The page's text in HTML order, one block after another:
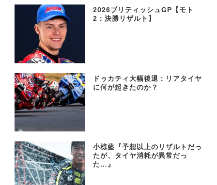
2026ブリティッシュGP【モト
2：決勝リザルト】
ドゥカティ大幅後退：リアタイヤ
に何が起きたのか？
小椋藍『予想以上のリザルトだっ
たが、タイヤ消耗が異常だっ
た…』